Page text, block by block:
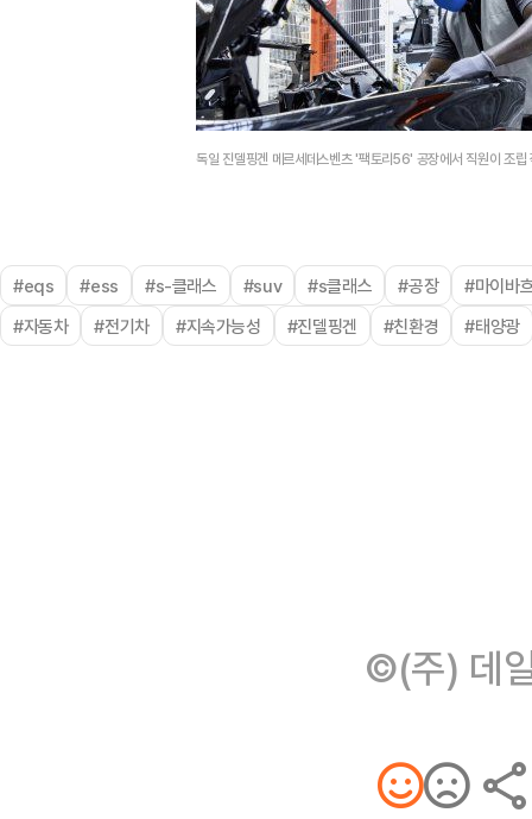
독일 진델핑겐 메르세데스벤츠 '팩토리56' 공장에서 직원이 조
#eqs #ess #s-클래스 #suv #s클래스 #공장
#마이바
#자동차
#전기차 #지속가능성 #진델핑겐 #친환경 #태양광
©(주) 데